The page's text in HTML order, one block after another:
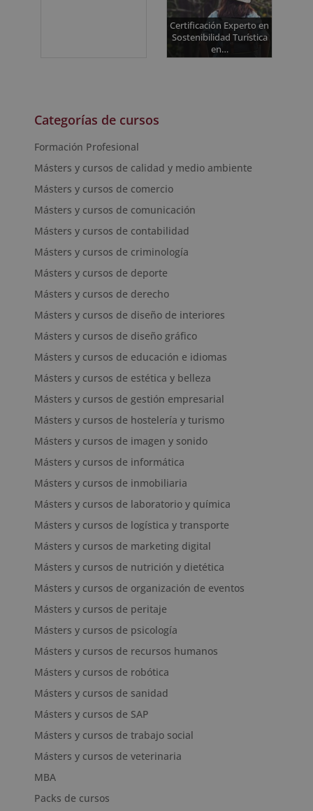
Certificación Experto en
Sostenibilidad Turística
en…
Categorías de cursos
Formación Profesional
Másters y cursos de calidad y medio ambiente
Másters y cursos de comercio
Másters y cursos de comunicación
Másters y cursos de contabilidad
Másters y cursos de criminología
Másters y cursos de deporte
Másters y cursos de derecho
Másters y cursos de diseño de interiores
Másters y cursos de diseño gráfico
Másters y cursos de educación e idiomas
Másters y cursos de estética y belleza
Másters y cursos de gestión empresarial
Másters y cursos de hostelería y turismo
Másters y cursos de imagen y sonido
Másters y cursos de informática
Másters y cursos de inmobiliaria
Másters y cursos de laboratorio y química
Másters y cursos de logística y transporte
Másters y cursos de marketing digital
Másters y cursos de nutrición y dietética
Másters y cursos de organización de eventos
Másters y cursos de peritaje
Másters y cursos de psicología
Másters y cursos de recursos humanos
Másters y cursos de robótica
Másters y cursos de sanidad
Másters y cursos de SAP
Másters y cursos de trabajo social
Másters y cursos de veterinaria
MBA
Packs de cursos